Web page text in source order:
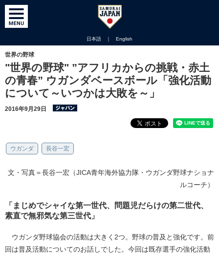
日本語 ｜ English
世界の野球
"世界の野球" ”アフリカからの挑戦・赤土
の青春” ウガンダベースボール「強化活動
について～いつかは大敗を～」
2016年9月29日
ウガンダ 長谷一宏
文・写真＝長谷一宏（JICA青年海外協力隊・ウガンダ野球ナショナ
ルコーチ）
「まじめでシャイな第一世代、問題児だらけの第二世代、
素直で無邪気な第三世代」
ウガンダ野球協会の活動は大きく2つ。野球の普及と強化です。前
回は普及活動についてのお話しでした。今回は既存選手の強化活動